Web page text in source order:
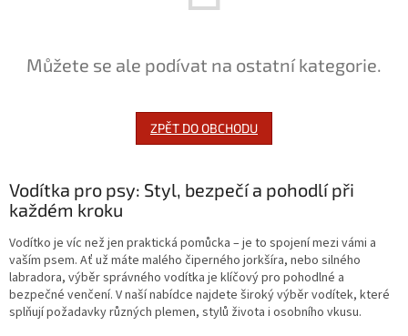
Můžete se ale podívat na ostatní kategorie.
ZPĚT DO OBCHODU
Vodítka pro psy: Styl, bezpečí a pohodlí při
každém kroku
Vodítko je víc než jen praktická pomůcka – je to spojení mezi vámi a
vaším psem. Ať už máte malého čiperného jorkšíra, nebo silného
labradora, výběr správného vodítka je klíčový pro pohodlné a
bezpečné venčení. V naší nabídce najdete široký výběr vodítek, které
splňují požadavky různých plemen, stylů života i osobního vkusu.